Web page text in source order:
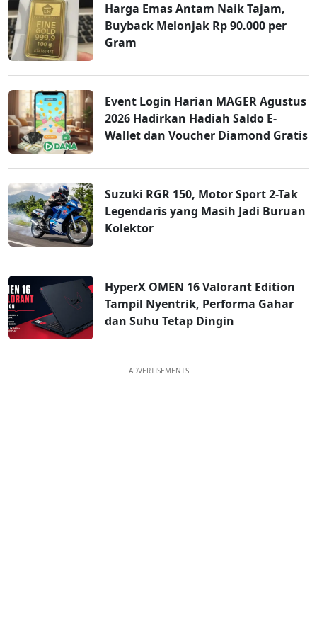
Harga Emas Antam Naik Tajam,
Buyback Melonjak Rp 90.000 per
Gram
Event Login Harian MAGER Agustus
2026 Hadirkan Hadiah Saldo E-
Wallet dan Voucher Diamond Gratis
Suzuki RGR 150, Motor Sport 2-Tak
Legendaris yang Masih Jadi Buruan
Kolektor
HyperX OMEN 16 Valorant Edition
Tampil Nyentrik, Performa Gahar
dan Suhu Tetap Dingin
ADVERTISEMENTS